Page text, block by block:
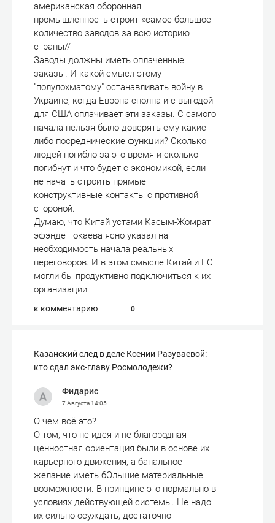
американская оборонная
промышленность строит «самое большое
количество заводов за всю историю
страны//
Заводы должны иметь оплаченные
заказы. И какой смысл этому
"полулохматому" останавливать войну в
Украине, когда Европа сполна и с выгодой
для США оплачивает эти заказы. С самого
начала нельзя было доверять ему какие-
либо посреднические функции? Сколько
людей погибло за это время и сколько
погибнут и что будет с экономикой, если
не начать строить прямые
конструктивные контакты с противной
стороной.
Думаю, что Китай устами Касым-Жомрат
эфэнде Токаева ясно указал на
необходимость начала реальных
переговоров. И в этом смысле Китай и ЕС
могли бы продуктивно подключиться к их
организации.
к комментарию 0
Казанский след в деле Ксении Разуваевой:
кто сдал экс-главу Росмолодежи?
Фидарис
7 Августа14:05
О чем всё это?
О том, что не идея и не благородная
ценностная ориентация были в основе их
карьерного движения, а банальное
желание иметь бОльшие материальные
возможности. В принципе это нормально в
условиях действующей системы. Не надо
их сильно осуждать, достаточно